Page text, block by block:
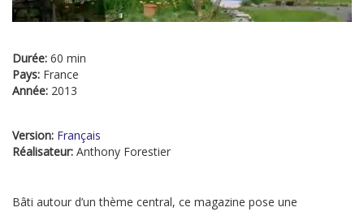
Durée: 60 min
Pays: France
Année: 2013
Version: Français
Réalisateur: Anthony Forestier
Bâti autour d’un thème central, ce magazine pose une